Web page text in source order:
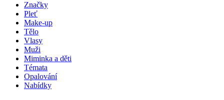
Značky
Pleť
Make-up
Tělo
Vlasy
Muži
Miminka a děti
Témata
Opalování
Nabídky